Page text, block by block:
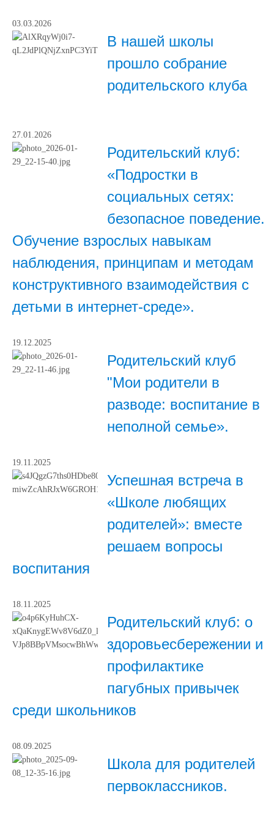
03.03.2026
В нашей школы
прошло собрание
родительского клуба
27.01.2026
Родительский клуб:
«Подростки в
социальных сетях:
безопасное поведение.
Обучение взрослых навыкам
наблюдения, принципам и методам
конструктивного взаимодействия с
детьми в интернет-среде».
19.12.2025
Родительский клуб
"Мои родители в
разводе: воспитание в
неполной семье».
19.11.2025
Успешная встреча в
«Школе любящих
родителей»: вместе
решаем вопросы
воспитания
18.11.2025
Родительский клуб: о
здоровьесбережении и
профилактике
пагубных привычек
среди школьников
08.09.2025
Школа для родителей
первоклассников.